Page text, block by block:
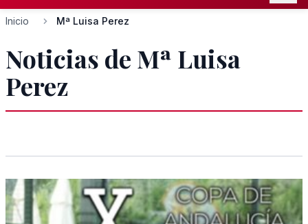
Inicio Mª Luisa Perez
Noticias de Mª Luisa
Perez